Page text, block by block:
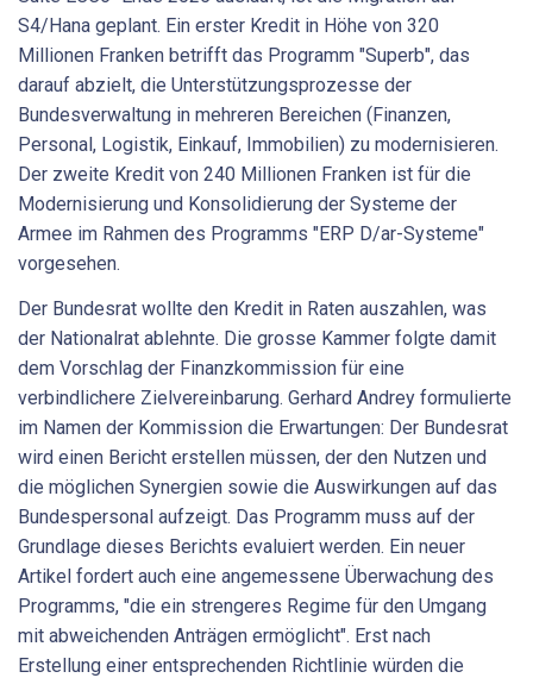
S4/Hana geplant. Ein erster Kredit in Höhe von 320
Millionen Franken betrifft das Programm "Superb", das
darauf abzielt, die Unterstützungsprozesse der
Bundesverwaltung in mehreren Bereichen (Finanzen,
Personal, Logistik, Einkauf, Immobilien) zu modernisieren.
Der zweite Kredit von 240 Millionen Franken ist für die
Modernisierung und Konsolidierung der Systeme der
Armee im Rahmen des Programms "ERP D/ar-Systeme"
vorgesehen.
Der Bundesrat wollte den Kredit in Raten auszahlen, was
der Nationalrat ablehnte. Die grosse Kammer folgte damit
dem Vorschlag der Finanzkommission für eine
verbindlichere Zielvereinbarung. Gerhard Andrey formulierte
im Namen der Kommission die Erwartungen: Der Bundesrat
wird einen Bericht erstellen müssen, der den Nutzen und
die möglichen Synergien sowie die Auswirkungen auf das
Bundespersonal aufzeigt. Das Programm muss auf der
Grundlage dieses Berichts evaluiert werden. Ein neuer
Artikel fordert auch eine angemessene Überwachung des
Programms, "die ein strengeres Regime für den Umgang
mit abweichenden Anträgen ermöglicht". Erst nach
Erstellung einer entsprechenden Richtlinie würden die